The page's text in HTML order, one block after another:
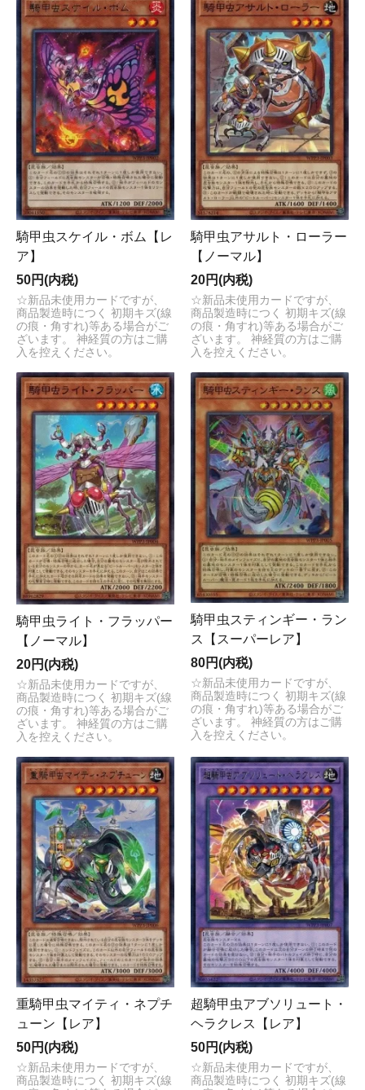
騎甲虫スケイル・ボム【レ
ア】
50円(内税)
☆新品未使用カードですが、
商品製造時につく 初期キズ(線
の痕・角すれ)等ある場合がご
ざいます。 神経質の方はご購
入を控えください。
騎甲虫アサルト・ローラー
【ノーマル】
20円(内税)
☆新品未使用カードですが、
商品製造時につく 初期キズ(線
の痕・角すれ)等ある場合がご
ざいます。 神経質の方はご購
入を控えください。
騎甲虫ライト・フラッパー
【ノーマル】
20円(内税)
☆新品未使用カードですが、
商品製造時につく 初期キズ(線
の痕・角すれ)等ある場合がご
ざいます。 神経質の方はご購
入を控えください。
騎甲虫スティンギー・ラン
ス【スーパーレア】
80円(内税)
☆新品未使用カードですが、
商品製造時につく 初期キズ(線
の痕・角すれ)等ある場合がご
ざいます。 神経質の方はご購
入を控えください。
重騎甲虫マイティ・ネプチ
ューン【レア】
50円(内税)
☆新品未使用カードですが、
商品製造時につく 初期キズ(線
超騎甲虫アブソリュート・
ヘラクレス【レア】
50円(内税)
☆新品未使用カードですが、
商品製造時につく 初期キズ(線